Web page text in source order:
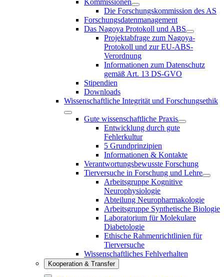
Die Forschungskommission des AS
Forschungsdatenmanagement
Das Nagoya Protokoll und ABS
Projektabfrage zum Nagoya-
Protokoll und zur EU-ABS-
Verordnung
Informationen zum Datenschutz
gemäß Art. 13 DS-GVO
Stipendien
Downloads
Wissenschaftliche Integrität und Forschungsethik
Gute wissenschaftliche Praxis
Entwicklung durch gute
Fehlerkultur
5 Grundprinzipien
Informationen & Kontakte
Verantwortungsbewusste Forschung
Tierversuche in Forschung und Lehre
Arbeitsgruppe Kognitive
Neurophysiologie
Abteilung Neuropharmakologie
Arbeitsgruppe Synthetische Biologie
Laboratorium für Molekulare
Diabetologie
Ethische Rahmenrichtlinien für
Tierversuche
Wissenschaftliches Fehlverhalten
Kooperation & Transfer